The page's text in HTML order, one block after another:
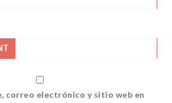
correo electrónico y sitio web en